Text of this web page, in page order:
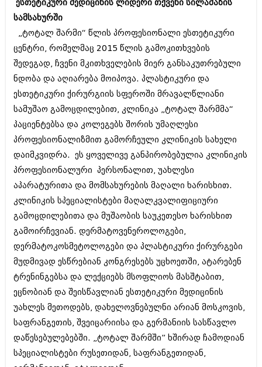
კულინარია
ავტორჩევები
ბელადები
ბიზნესსიახლეები
გვარები
თემიდას სასწორი
იუმორი
კალეიდოსკოპი
ჰოროსკოპი და შეუცნობელი
კრიმინალი
რომანი და დეტექტივი
სახალისო ამბები
შოუბიზნესი
დაიჯესტი
ქალი და მამაკაცი
ისტორია
სხვადასხვა
ბიზნესსიახლეები
გვარები
თემიდას სასწორი
იუმორი
კალეიდოსკოპი
ჰოროსკოპი და შეუცნობელი
კრიმინალი
რომანი და დეტექტივი
სახალისო ამბები
შოუბიზნესი
დაიჯესტი
ქალი და მამაკაცი
ისტორია
სხვადასხვა
ანონსი
არქივი
ესთეტიკური მედიცინის ლიდერი თქვენი სილამაზის
სამსახურში
„ტოტალ შარმი“ წლის პროფესიონალი ესთეტიკური
ცენტრი, რომელმაც 2015 წლის გამოკითხვების
შედეგად, ჩვენი მკითხველების მიერ განსაკუთრებული
ნდობა და აღიარება მოიპოვა. პლასტიკური და
ესთეტიკური ქირურგიის სფეროში მრავალწლიანი
სამუშაო გამოცდილებით, კლინიკა „ტოტალ შარმმა“
პაციენტებსა და კოლეგებს შორის უმაღლესი
პროფესიონალიზმით გამორჩეული კლინიკის სახელი
დაიმკვიდრა. ეს ყოველივე განპირობებულია კლინიკის
პროფესიონალური პერსონალით, უახლესი
აპარატურითა და მომსახურების მაღალი ხარისხით.
კლინიკის სპეციალისტები მაღალკვალიფიციური
გამოცდილებითა და მუშაობის საუკეთესო ხარისხით
გამოირჩევიან. დერმატოვენეროლოგები,
დერმატოკოსმეტოლოგები და პლასტიკური ქირურგები
მუდმივად ესწრებიან კონგრესებს უცხოეთში, ატარებენ
ტრენინგებსა და ლექციებს მსოფლიოს მასშტაბით,
ეცნობიან და შეისწავლიან ესთეტიკური მედიცინის
უახლეს მეთოდებს, დახელოვნებულნი არიან მოსკოვის,
საფრანგეთის, შვეიცარიისა და გერმანიის სასწავლო
დაწესებულებებში. „ტოტალ შარმში” ხშირად ჩამოდიან
სპეციალისტები რუსეთიდან, საფრანგეთიდან,